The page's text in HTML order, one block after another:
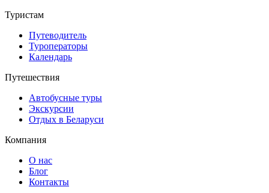
Туристам
Путеводитель
Туроператоры
Календарь
Путешествия
Автобусные туры
Экскурсии
Отдых в Беларуси
Компания
О нас
Блог
Контакты